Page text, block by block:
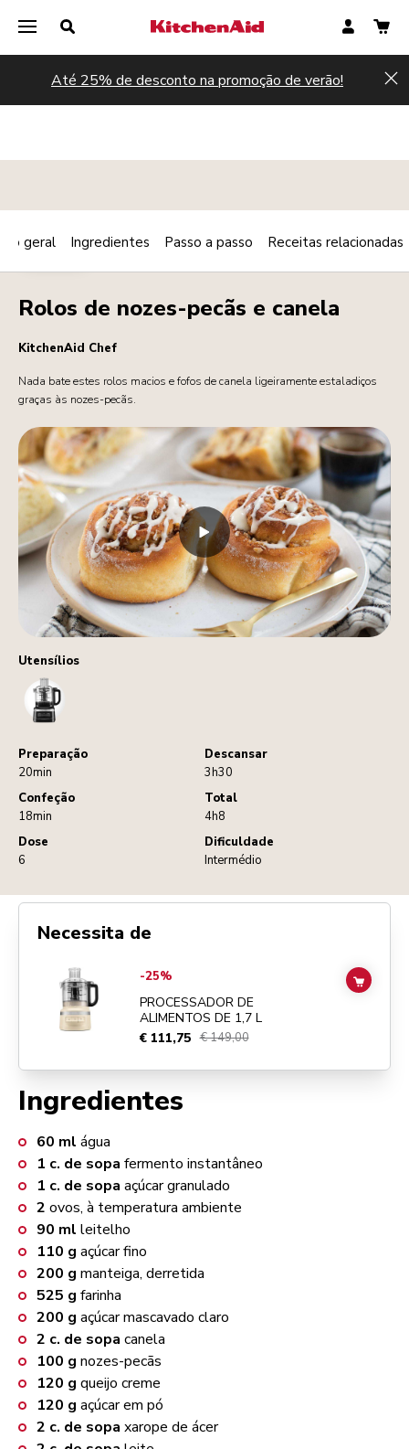
Até 25% de desconto na promoção de verão!
Utensílios
FoodProcessor
Preparação
20min
Descansar
3h30
Confeção
18min
Total
4h8
Dose
6
Dificuldade
Intermédio
PADARIA Print
Rolos de nozes-pecãs e canela
KitchenAid Chef
Nada bate estes rolos macios e fofos de canela ligeiramente estaladiços
graças às nozes-pecãs.
geral Ingredientes Passo a passo Receitas relacionadas
Ingredientes
60 ml água
1 c. de sopa fermento instantâneo
1 c. de sopa açúcar granulado
2 ovos, à temperatura ambiente
90 ml leitelho
110 g açúcar fino
200 g manteiga, derretida
525 g farinha
200 g açúcar mascavado claro
2 c. de sopa canela
100 g nozes-pecãs
120 g queijo creme
120 g açúcar em pó
2 c. de sopa xarope de ácer
Necessita de
Go toPROCESSADOR DE ALIMENTOS DE 1,7 L details page
-25%
PROCESSADOR DE
ALIMENTOS DE 1,7 L
€ 111,75 € 149,00
ADD